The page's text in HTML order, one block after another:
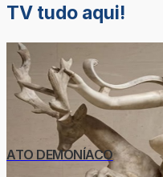
TV tudo aqui!
ATO DEMONÍACO